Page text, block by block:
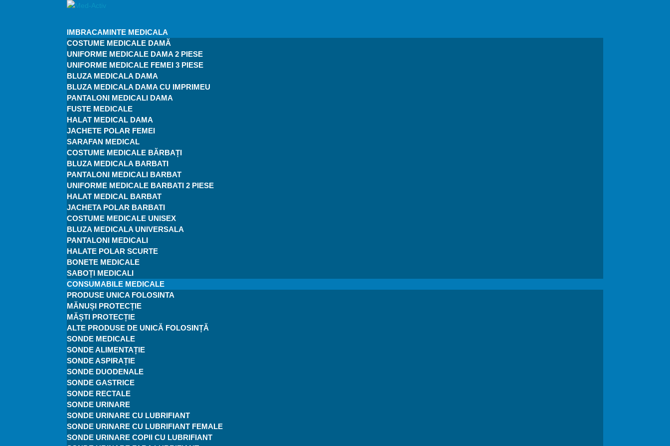
IMBRACAMINTE MEDICALA
COSTUME MEDICALE DAMĂ
UNIFORME MEDICALE DAMA 2 PIESE
UNIFORME MEDICALE FEMEI 3 PIESE
BLUZA MEDICALA DAMA
BLUZA MEDICALA DAMA CU IMPRIMEU
PANTALONI MEDICALI DAMA
FUSTE MEDICALE
HALAT MEDICAL DAMA
JACHETE POLAR FEMEI
SARAFAN MEDICAL
COSTUME MEDICALE BĂRBAȚI
BLUZA MEDICALA BARBATI
PANTALONI MEDICALI BARBAT
UNIFORME MEDICALE BARBATI 2 PIESE
HALAT MEDICAL BARBAT
JACHETA POLAR BARBATI
COSTUME MEDICALE UNISEX
BLUZA MEDICALA UNIVERSALA
PANTALONI MEDICALI
HALATE POLAR SCURTE
BONETE MEDICALE
SABOȚI MEDICALI
CONSUMABILE MEDICALE
PRODUSE UNICA FOLOSINTA
MĂNUȘI PROTECȚIE
MĂȘTI PROTECȚIE
ALTE PRODUSE DE UNICĂ FOLOSINȚĂ
SONDE MEDICALE
SONDE ALIMENTAȚIE
SONDE ASPIRAȚIE
SONDE DUODENALE
SONDE GASTRICE
SONDE RECTALE
SONDE URINARE
SONDE URINARE CU LUBRIFIANT
SONDE URINARE CU LUBRIFIANT FEMALE
SONDE URINARE COPII CU LUBRIFIANT